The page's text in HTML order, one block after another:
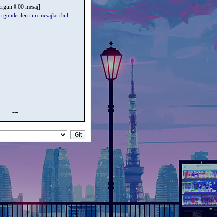
0.00 mesaj]
gönderilen tüm mesajları bul
---